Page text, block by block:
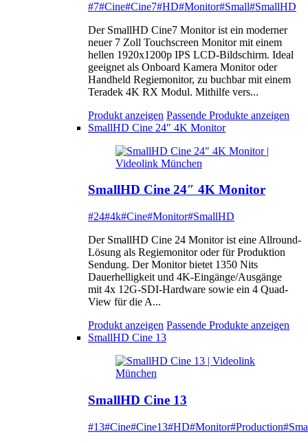
#7#Cine#Cine7#HD#Monitor#Small#SmallHD
Der SmallHD Cine7 Monitor ist ein moderner
neuer 7 Zoll Touchscreen Monitor mit einem
hellen 1920x1200p IPS LCD-Bildschirm. Ideal
geeignet als Onboard Kamera Monitor oder
Handheld Regiemonitor, zu buchbar mit einem
Teradek 4K RX Modul. Mithilfe vers...
Produkt anzeigen Passende Produkte anzeigen
SmallHD Cine 24″ 4K Monitor
SmallHD Cine 24″ 4K Monitor
#24#4k#Cine#Monitor#SmallHD
Der SmallHD Cine 24 Monitor ist eine Allround-
Lösung als Regiemonitor oder für Produktion
Sendung. Der Monitor bietet 1350 Nits
Dauerhelligkeit und 4K-Eingänge/Ausgänge
mit 4x 12G-SDI-Hardware sowie ein 4 Quad-
View für die A...
Produkt anzeigen Passende Produkte anzeigen
SmallHD Cine 13
SmallHD Cine 13
#13#Cine#Cine13#HD#Monitor#Production